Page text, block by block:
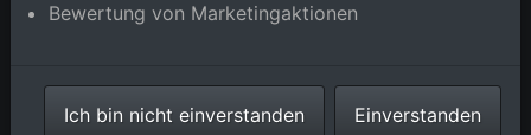
Bewertung von Marketingaktionen
Ich bin nicht einverstanden Einverstanden